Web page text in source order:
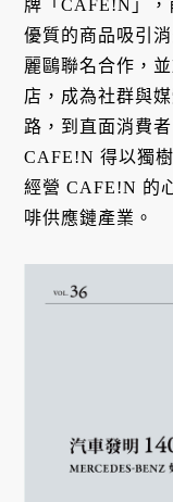
牌「CAFE!N」，
優質的商品吸引
麗鷗聯名合作，
店，成為社群與
路，到直面消費
CAFE!N 得以獨
經營 CAFE!N 的
啡供應鏈產業。